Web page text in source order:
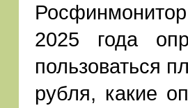
2025 года
пользоваться
рубля, какие